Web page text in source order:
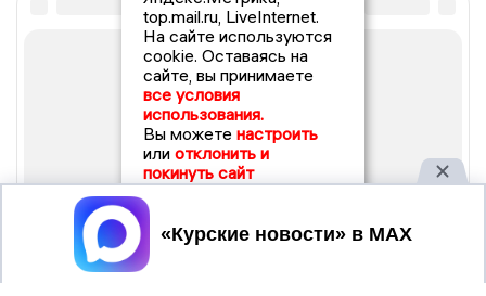
top.mail.ru, LiveInternet.
На сайте используются
cookie. Оставаясь на
сайте, вы принимаете
все условия
использования.
Вы можете настроить
или отклонить и
покинуть сайт
Принять